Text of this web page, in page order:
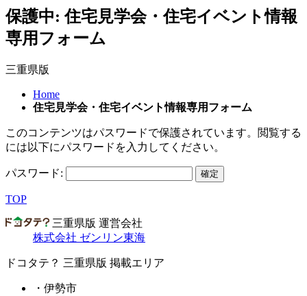
保護中: 住宅見学会・住宅イベント情報
専用フォーム
三重県版
Home
住宅見学会・住宅イベント情報専用フォーム
このコンテンツはパスワードで保護されています。閲覧する
には以下にパスワードを入力してください。
パスワード:
TOP
三重県版 運営会社
株式会社 ゼンリン東海
ドコタテ？ 三重県版 掲載エリア
・伊勢市